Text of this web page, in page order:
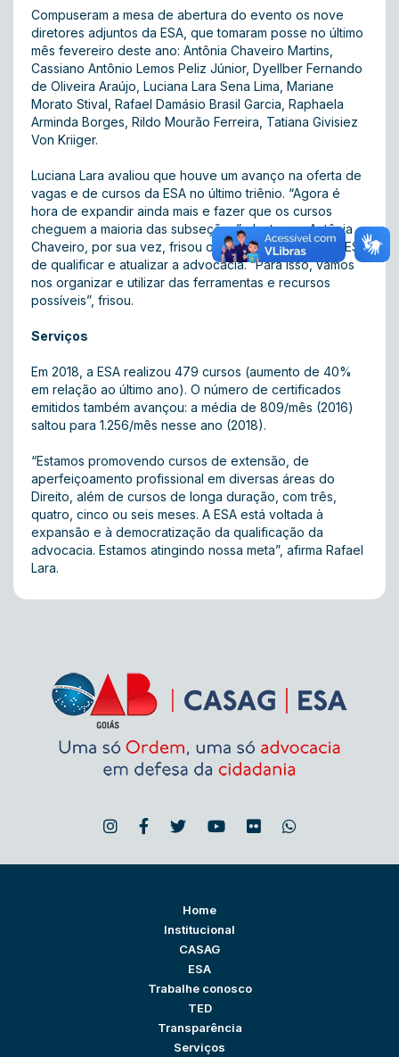
Compuseram a mesa de abertura do evento os nove
diretores adjuntos da ESA, que tomaram posse no último
mês fevereiro deste ano: Antônia Chaveiro Martins,
Cassiano Antônio Lemos Peliz Júnior, Dyellber Fernando
de Oliveira Araújo, Luciana Lara Sena Lima, Mariane
Morato Stival, Rafael Damásio Brasil Garcia, Raphaela
Arminda Borges, Rildo Mourão Ferreira, Tatiana Givisiez
Von Kriiger.
Luciana Lara avaliou que houve um avanço na oferta de
vagas e de cursos da ESA no último triênio. “Agora é
hora de expandir ainda mais e fazer que os cursos
cheguem a maioria das subseções”, destacou. Antônia
Chaveiro, por sua vez, frisou o papel institucional da ESA
de qualificar e atualizar a advocacia. “Para isso, vamos
nos organizar e utilizar das ferramentas e recursos
possíveis”, frisou.
Serviços
Em 2018, a ESA realizou 479 cursos (aumento de 40%
em relação ao último ano). O número de certificados
emitidos também avançou: a média de 809/mês (2016)
saltou para 1.256/mês nesse ano (2018).
“Estamos promovendo cursos de extensão, de
aperfeiçoamento profissional em diversas áreas do
Direito, além de cursos de longa duração, com três,
quatro, cinco ou seis meses. A ESA está voltada à
expansão e à democratização da qualificação da
advocacia. Estamos atingindo nossa meta”, afirma Rafael
Lara.
Home
Institucional
CASAG
ESA
Trabalhe conosco
TED
Transparência
Serviços